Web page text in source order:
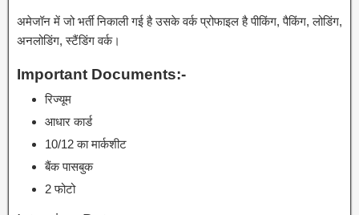
अमेजॉन में जो भर्ती निकाली गई है उसके वर्क प्रोफाइल है पीकिंग, पैकिंग, लोडिंग,
अनलोडिंग, स्टैंडिंग वर्क।
Important Documents:-
रिज्यूम
आधार कार्ड
10/12 का मार्कशीट
बैंक पासबुक
2 फोटो